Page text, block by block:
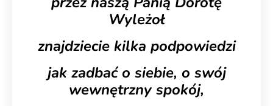
Wyleżoł
znajdziecie kilka podpowiedzi
jak zadbać o siebie, o swój
wewnętrzny spokój,